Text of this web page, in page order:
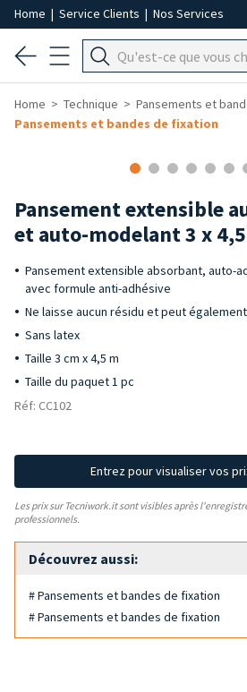
Home | Service Clients | Nos Services
Home Technique
Pansements et
Pansements et bandes de fixation
Pansement extensible
et auto-modelant 3 x
Pansement extensible absorbant, auto-
avec formule anti-adhésive
Ne laisse aucun résidu et peut
Sans latex
Taille 3 cm x 4,5 m
Taille du paquet 1 pc
Réf: CC102
Entrez pour visualiser vos
Les prix sur Tecniwork.it sont visibles après
professionnels.
Découvrez aussi:
# Pansements et bandes de fixation
# Pansements et bandes de fixation